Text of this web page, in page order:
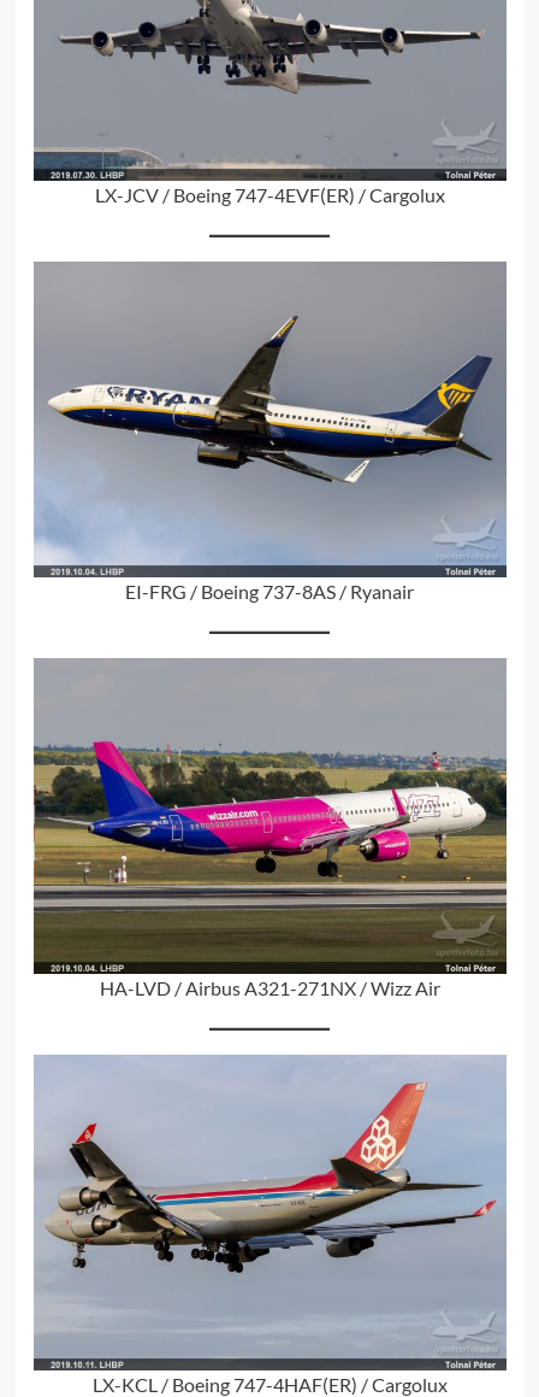
LX-JCV / Boeing 747-4EVF(ER) / Cargolux
EI-FRG / Boeing 737-8AS / Ryanair
HA-LVD / Airbus A321-271NX / Wizz Air
LX-KCL / Boeing 747-4HAF(ER) / Cargolux